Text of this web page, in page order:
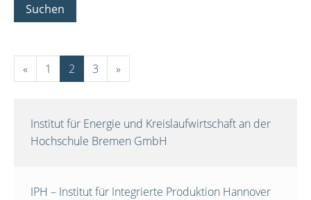
Suchen
« 1 2 3 »
Institut für Energie und Kreislaufwirtschaft an der
Hochschule Bremen GmbH
IPH – Institut für Integrierte Produktion Hannover